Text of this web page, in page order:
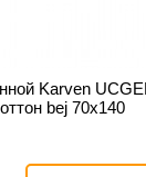
Karven
bej 70х140